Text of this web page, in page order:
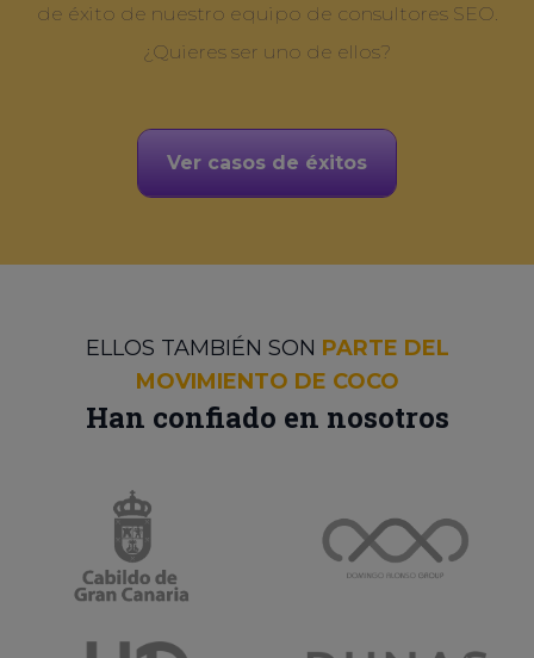
de éxito de nuestro equipo de consultores SEO.
¿Quieres ser uno de ellos?
Ver casos de éxitos
ELLOS TAMBIÉN SON PARTE DEL
MOVIMIENTO DE COCO
Han confiado en nosotros